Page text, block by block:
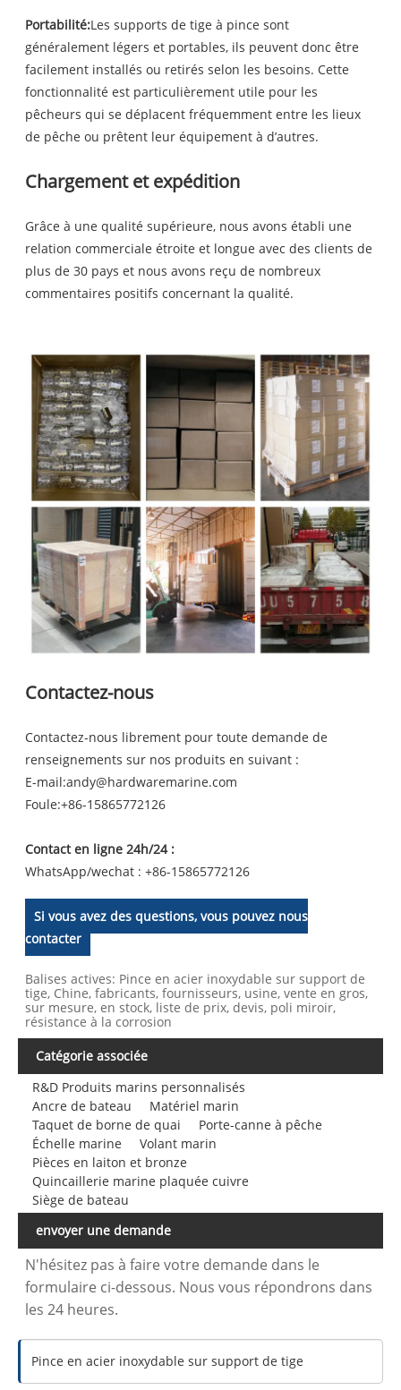
Portabilité:Les supports de tige à pince sont
généralement légers et portables, ils peuvent donc être
facilement installés ou retirés selon les besoins. Cette
fonctionnalité est particulièrement utile pour les
pêcheurs qui se déplacent fréquemment entre les lieux
de pêche ou prêtent leur équipement à d’autres.
Chargement et expédition
Grâce à une qualité supérieure, nous avons établi une
relation commerciale étroite et longue avec des clients de
plus de 30 pays et nous avons reçu de nombreux
commentaires positifs concernant la qualité.
Contactez-nous
Contactez-nous librement pour toute demande de
renseignements sur nos produits en suivant :
E-mail:andy@hardwaremarine.com
Foule:+86-15865772126
Contact en ligne 24h/24 :
WhatsApp/wechat : +86-15865772126
Si vous avez des questions, vous pouvez nous
contacter
Balises actives: Pince en acier inoxydable sur support de
tige, Chine, fabricants, fournisseurs, usine, vente en gros,
sur mesure, en stock, liste de prix, devis, poli miroir,
résistance à la corrosion
Catégorie associée
R&D Produits marins personnalisés
Ancre de bateau
Matériel marin
Taquet de borne de quai
Porte-canne à pêche
Échelle marine
Volant marin
Pièces en laiton et bronze
Quincaillerie marine plaquée cuivre
Siège de bateau
envoyer une demande
N'hésitez pas à faire votre demande dans le
formulaire ci-dessous. Nous vous répondrons dans
les 24 heures.